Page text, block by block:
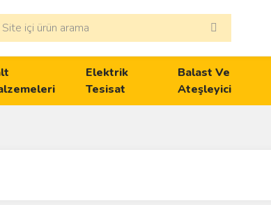
Elektrik
Tesisat
Balast Ve
Ateşleyici